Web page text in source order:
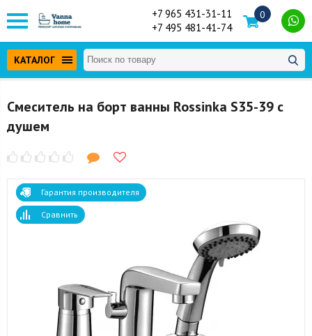
+7 965 431-31-11
+7 495 481-41-74
0
КАТАЛОГ
Смеситель на борт ванны Rossinka S35-39 с
душем
Гарантия производителя
Сравнить